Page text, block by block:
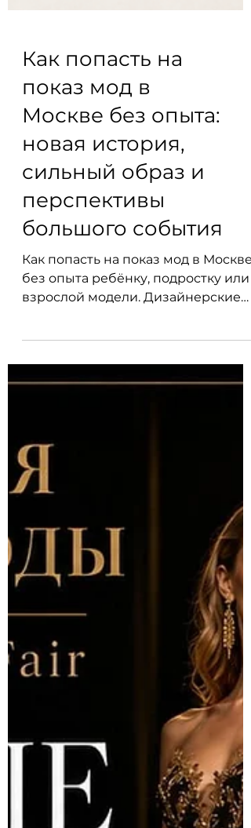
Как попасть на
показ мод в
Москве без опыта:
новая история,
сильный образ и
перспективы
большого события
Как попасть на показ мод в Москве
взрослой модели. Дизайнерские